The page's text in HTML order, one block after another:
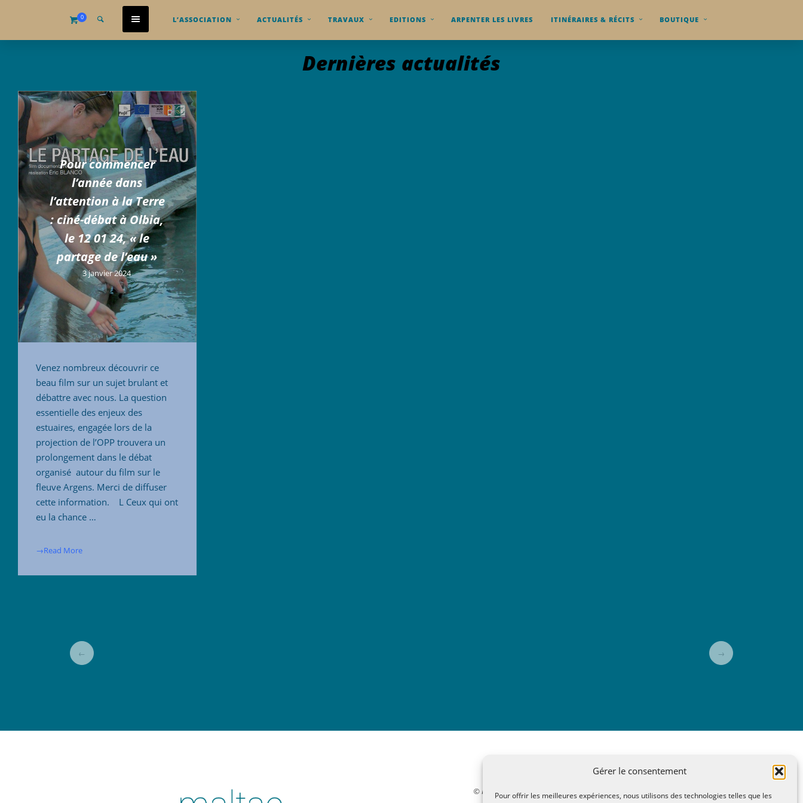
Gérer le consentement
Pour offrir les meilleures expériences, nous utilisons des technologies telles que les
0 L’ASSOCIATION ACTUALITÉS TRAVAUX EDITIONS ARPENTER LES LIVRES ITINÉRAIRES & RÉCITS BOUTIQUE
Dernières actualités
Pour commencer
l’année dans
l’attention à la Terre
: ciné-débat à Olbia,
le 12 01 24, « le
partage de l’eau »
3 janvier 2024
Venez nombreux découvrir ce
beau film sur un sujet brulant et
débattre avec nous. La question
essentielle des enjeux des
estuaires, engagée lors de la
projection de l’OPP trouvera un
prolongement dans le débat
organisé autour du film sur le
fleuve Argens. Merci de diffuser
cette information. L Ceux qui ont
eu la chance …
→Read More
← →
© MALTAE, Mémoire A Lire, Territoire A l'Ecoute / 1995-2025